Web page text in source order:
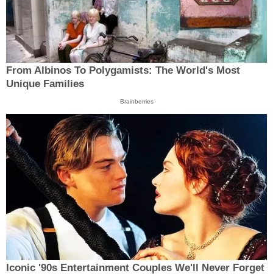
From Albinos To Polygamists: The World's Most
Unique Families
Brainberries
Iconic '90s Entertainment Couples We'll Never Forget